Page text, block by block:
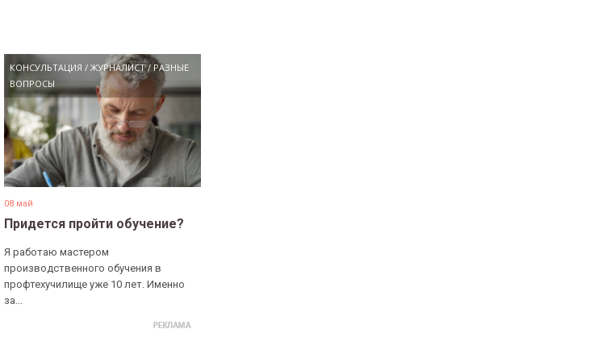
КОНСУЛЬТАЦИЯ /ЖУРНАЛИСТ/ РАЗНЫЕ
ВОПРОСЫ
08 май
Придется пройти обучение?
Я работаю мастером
производственного обучения в
профтехучилище уже 10 лет. Именно
за...